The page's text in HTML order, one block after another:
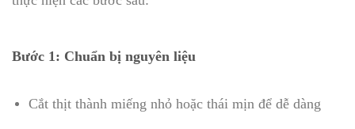
Bước 1: Chuẩn bị nguyên liệu
Cắt thịt thành miếng nhỏ hoặc thái mịn để dễ dàng